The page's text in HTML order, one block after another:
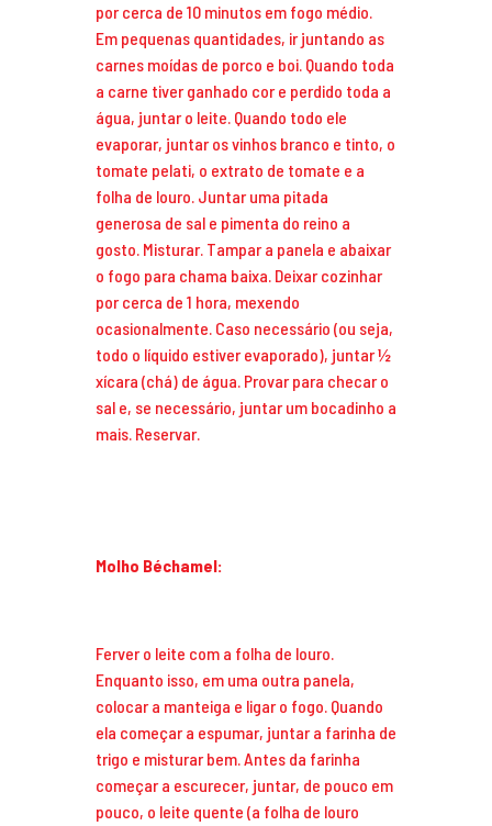
por cerca de 10 minutos em fogo médio.
Em pequenas quantidades, ir juntando as
carnes moídas de porco e boi. Quando toda
a carne tiver ganhado cor e perdido toda a
água, juntar o leite. Quando todo ele
evaporar, juntar os vinhos branco e tinto, o
tomate pelati, o extrato de tomate e a
folha de louro. Juntar uma pitada
generosa de sal e pimenta do reino a
gosto. Misturar. Tampar a panela e abaixar
o fogo para chama baixa. Deixar cozinhar
por cerca de 1 hora, mexendo
ocasionalmente. Caso necessário (ou seja,
todo o líquido estiver evaporado), juntar ½
xícara (chá) de água. Provar para checar o
sal e, se necessário, juntar um bocadinho a
mais. Reservar.
Molho Béchamel:
Ferver o leite com a folha de louro.
Enquanto isso, em uma outra panela,
colocar a manteiga e ligar o fogo. Quando
ela começar a espumar, juntar a farinha de
trigo e misturar bem. Antes da farinha
começar a escurecer, juntar, de pouco em
pouco, o leite quente (a folha de louro